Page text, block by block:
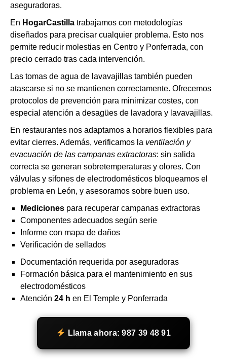
aseguradoras.
En HogarCastilla trabajamos con metodologías
diseñados para precisar cualquier problema. Esto nos
permite reducir molestias en Centro y Ponferrada, con
precio cerrado tras cada intervención.
Las tomas de agua de lavavajillas también pueden
atascarse si no se mantienen correctamente. Ofrecemos
protocolos de prevención para minimizar costes, con
especial atención a desagües de lavadora y lavavajillas.
En restaurantes nos adaptamos a horarios flexibles para
evitar cierres. Además, verificamos la ventilación y
evacuación de las campanas extractoras: sin salida
correcta se generan sobretemperaturas y olores. Con
válvulas y sifones de electrodomésticos bloqueamos el
problema en León, y asesoramos sobre buen uso.
Mediciones para recuperar campanas extractoras
Componentes adecuados según serie
Informe con mapa de daños
Verificación de sellados
Documentación requerida por aseguradoras
Formación básica para el mantenimiento en sus
electrodomésticos
Atención 24 h en El Temple y Ponferrada
Llama ahora: 987 39 48 91